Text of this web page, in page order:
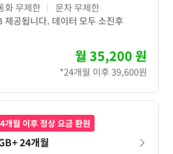
화 무제한
문자 무제한
공됩니다. 데이터 모두 소진후
월 35,200 원
*24개월 이후 39,600원
개월 이후 정상 요금 환원
24개월